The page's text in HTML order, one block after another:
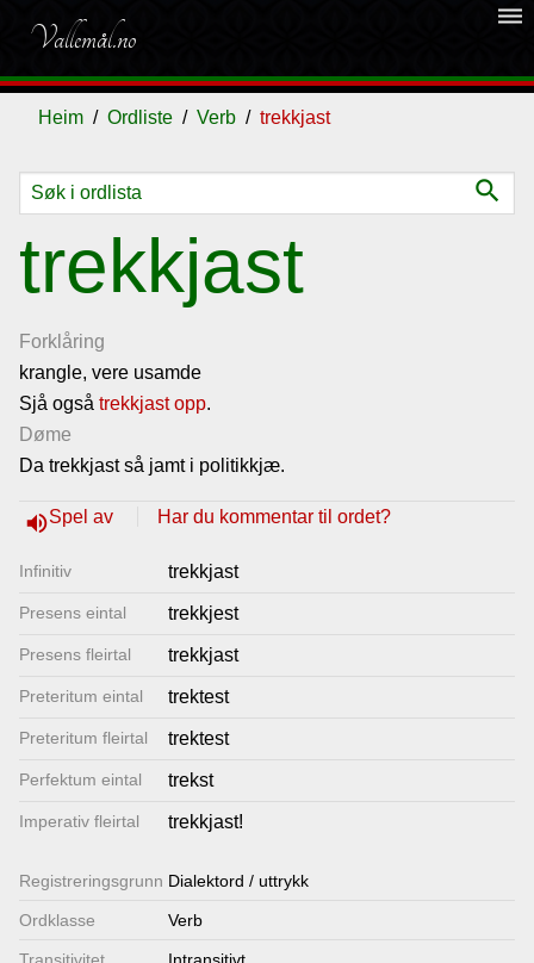
Vallemål.no
dehaze
Heim Ordliste Verb trekkjast
search
trekkjast
Forklåring
krangle, vere usamde
Sjå også trekkjast opp.
Døme
Da trekkjast så jamt i politikkjæ.
volume_upSpel av Har du kommentar til ordet?
Infinitiv trekkjast
Presens eintal trekkjest
Presens fleirtal trekkjast
Preteritum eintal trektest
Preteritum fleirtal trektest
Perfektum eintal trekst
Imperativ fleirtal trekkjast!
Registrerings­grunn Dialektord / uttrykk
Ordklasse Verb
Ordliste
Om
vallemålet
Gjestebok
Lenkjer
Kontakt
oss